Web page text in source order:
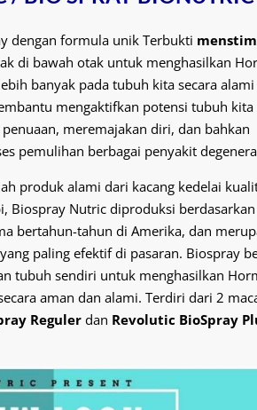
dengan formula unik Terbukti
di bawah otak untuk menghasilkan
banyak pada tubuh kita secara alami
mengaktifkan potensi tubuh kita
meremajakan diri, dan bahkan
pemulihan berbagai penyakit
produk alami dari kacang kedelai
Biospray Nutric diproduksi
bertahun-tahun di Amerika, dan
paling efektif di pasaran. Biospray
tubuh sendiri untuk menghasilkan
aman dan alami. Terdiri dari 2
Regulerdan Revolutic BioSpray